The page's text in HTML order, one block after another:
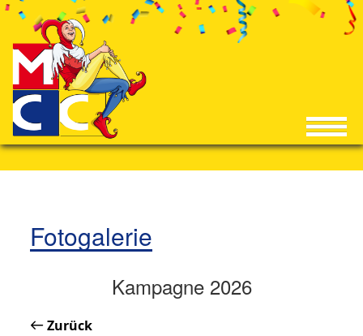
Fotogalerie
Kampagne 2026
Zurück